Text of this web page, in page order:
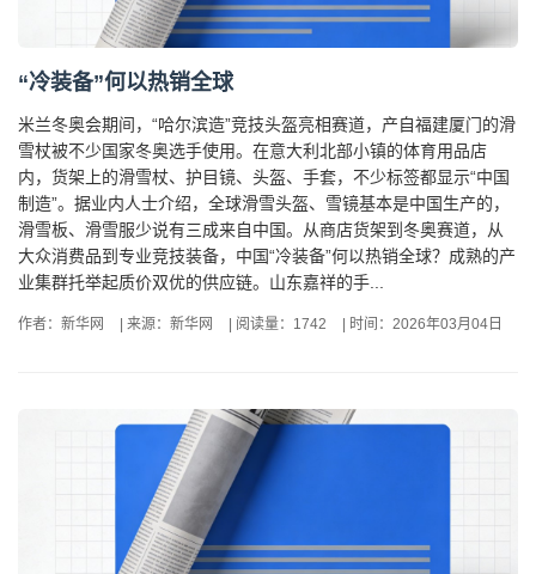
“冷装备”何以热销全球
米兰冬奥会期间，“哈尔滨造”竞技头盔亮相赛道，产自福建厦门的滑
雪杖被不少国家冬奥选手使用。在意大利北部小镇的体育用品店
内，货架上的滑雪杖、护目镜、头盔、手套，不少标签都显示“中国
制造”。据业内人士介绍，全球滑雪头盔、雪镜基本是中国生产的，
滑雪板、滑雪服少说有三成来自中国。从商店货架到冬奥赛道，从
大众消费品到专业竞技装备，中国“冷装备”何以热销全球？成熟的产
业集群托举起质价双优的供应链。山东嘉祥的手...
作者：新华网 来源：新华网 阅读量：1742 时间：2026年03月04日